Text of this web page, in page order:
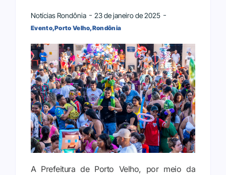
Notícias Rondônia 23 de janeiro de 2025
Evento,Porto Velho,Rondônia
A Prefeitura de Porto Velho, por meio da